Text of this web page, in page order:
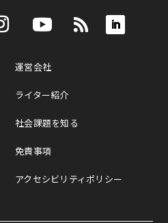
運営会社
ライター紹介
社会課題を知る
免責事項
アクセシビリティポリシー